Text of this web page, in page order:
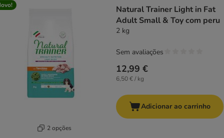
2 opções
Natural Trainer Light in Fat
Adult Small & Toy com peru
2 kg
12,99 €
6,50 € / kg
Sem avaliações
Adicionar ao carrinho